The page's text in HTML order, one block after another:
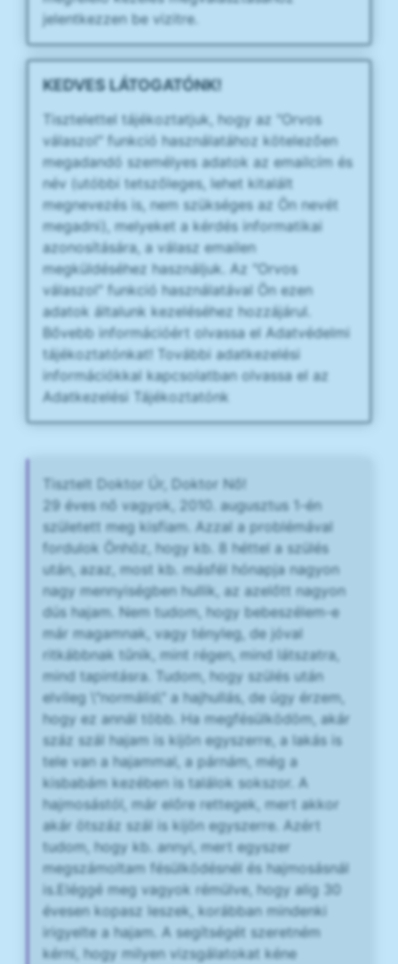
jelentkezzen be vizitre.
KEDVES LÁTOGATÓNK!
Tisztelettel tájékoztatjuk, hogy az "Orvos
válaszol" funkció használatához kötelezően
megadandó személyes adatok az emailcím és
név (utóbbi tetszőleges, lehet kitalált
megnevezés is, nem szükséges az Ön nevét
megadni), melyeket a kérdés informatikai
azonosítására, a válasz emailen
megküldéséhez használjuk. Az "Orvos
válaszol" funkció használatával Ön ezen
adatok általunk kezeléséhez hozzájárul.
Bővebb információért olvassa el Adatvédelmi
tájékoztatónkat! További adatkezelési
információkkal kapcsolatban olvassa el az
Adatkezelési Tájékoztatónk
Tisztelt Doktor Úr, Doktor Nő!
29 éves nő vagyok, 2010. augusztus 1-én
született meg kisfiam. Azzal a problémával
fordulok Önhöz, hogy kb. 8 héttel a szülés
után, azaz, most kb. másfél hónapja nagyon
nagy mennyiségben hullik, az azelőtt nagyon
dús hajam. Nem tudom, hogy bebeszélem-e
már magamnak, vagy tényleg, de jóval
ritkábbnak tűnik, mint régen, mind látszatra,
mind tapintásra. Tudom, hogy szülés után
elvileg \"normális\" a hajhullás, de úgy érzem,
hogy ez annál több. Ha megfésülködöm, akár
száz szál hajam is kijön egyszerre, a lakás is
tele van a hajammal, a párnám, még a
kisbabám kezében is találok sokszor. A
hajmosástól, már előre rettegek, mert akkor
akár ötszáz szál is kijön egyszerre. Azért
tudom, hogy kb. annyi, mert egyszer
megszámoltam fésülködésnél és hajmosásnál
is.Eléggé meg vagyok rémülve, hogy alig 30
évesen kopasz leszek, korábban mindenki
irigyelte a hajam. A segítségét szeretném
kérni, hogy milyen vizsgálatokat kéne